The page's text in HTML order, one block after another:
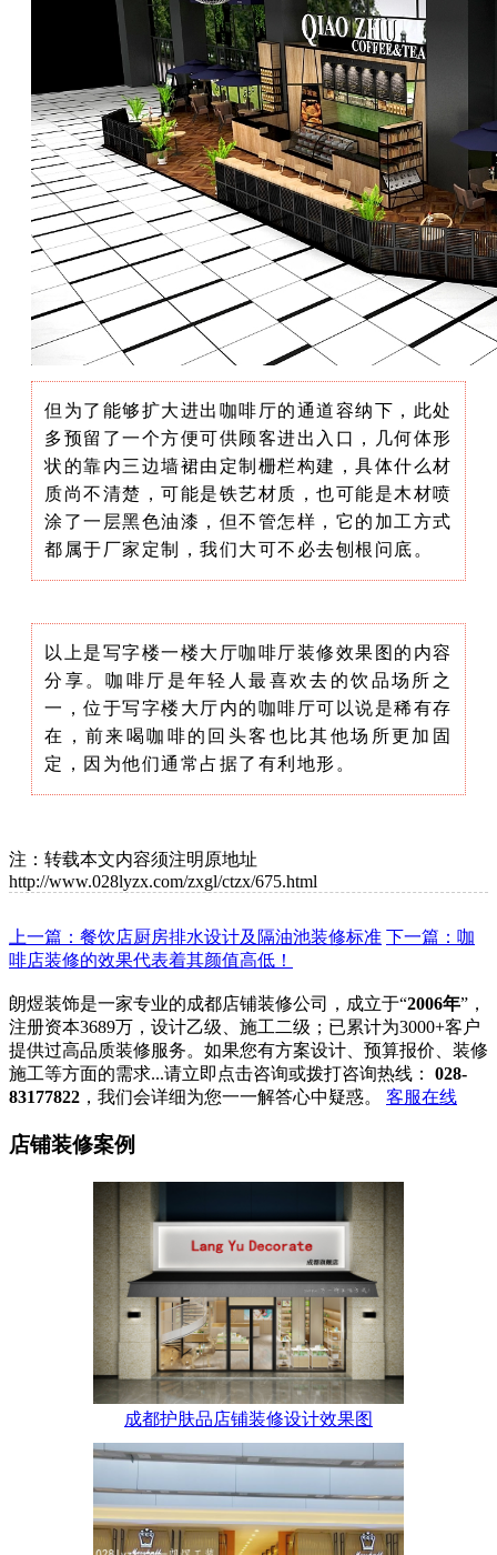
但为了能够扩大进出咖啡厅的通道容纳下，此处
多预留了一个方便可供顾客进出入口，几何体形
状的靠内三边墙裙由定制栅栏构建，具体什么材
质尚不清楚，可能是铁艺材质，也可能是木材喷
涂了一层黑色油漆，但不管怎样，它的加工方式
都属于厂家定制，我们大可不必去刨根问底。
以上是写字楼一楼大厅咖啡厅装修效果图的内容
分享。咖啡厅是年轻人最喜欢去的饮品场所之
一，位于写字楼大厅内的咖啡厅可以说是稀有存
在，前来喝咖啡的回头客也比其他场所更加固
定，因为他们通常占据了有利地形。
注：转载本文内容须注明原地址
http://www.028lyzx.com/zxgl/ctzx/675.html
上一篇：餐饮店厨房排水设计及隔油池装修标准 下一篇：咖
啡店装修的效果代表着其颜值高低！
朗煜装饰是一家专业的成都店铺装修公司，成立于“2006年”，
注册资本3689万，设计乙级、施工二级；已累计为3000+客户
提供过高品质装修服务。如果您有方案设计、预算报价、装修
施工等方面的需求...请立即点击咨询或拨打咨询热线：
028-
83177822 ，我们会详细为您一一解答心中疑惑。 客服在线
店铺装修案例
成都护肤品店铺装修设计效果图